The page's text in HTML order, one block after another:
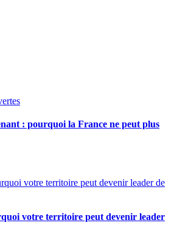
: pourquoi la France ne peut plus
votre territoire peut devenir leader